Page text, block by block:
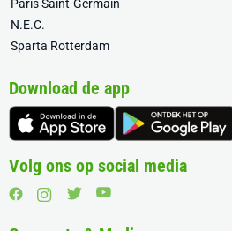
Paris Saint-Germain
N.E.C.
Sparta Rotterdam
Download de app
Volg ons op social media